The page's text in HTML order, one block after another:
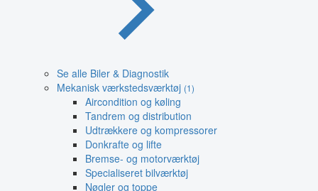
Se alle Biler & Diagnostik
Mekanisk værkstedsværktøj (1)
Aircondition og køling
Tandrem og distribution
Udtrækkere og kompressorer
Donkrafte og lifte
Bremse- og motorværktøj
Specialiseret bilværktøj
Nøgler og toppe